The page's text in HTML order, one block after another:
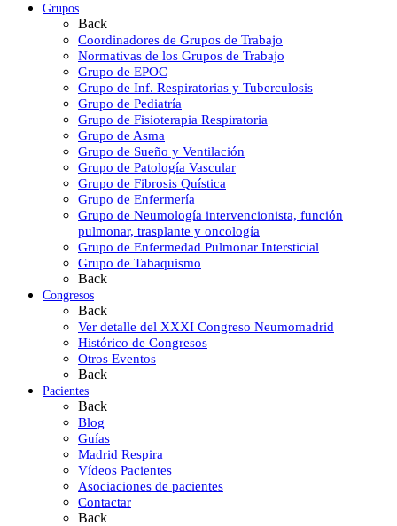
Grupos
Back
Coordinadores de Grupos de Trabajo
Normativas de los Grupos de Trabajo
Grupo de EPOC
Grupo de Inf. Respiratorias y Tuberculosis
Grupo de Pediatría
Grupo de Fisioterapia Respiratoria
Grupo de Asma
Grupo de Sueño y Ventilación
Grupo de Patología Vascular
Grupo de Fibrosis Quística
Grupo de Enfermería
Grupo de Neumología intervencionista, función
pulmonar, trasplante y oncología
Grupo de Enfermedad Pulmonar Intersticial
Grupo de Tabaquismo
Back
Congresos
Back
Ver detalle del XXXI Congreso Neumomadrid
Histórico de Congresos
Otros Eventos
Back
Pacientes
Back
Blog
Guías
Madrid Respira
Vídeos Pacientes
Asociaciones de pacientes
Contactar
Back